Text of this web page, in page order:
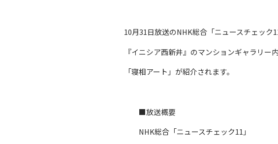
10月31日放送のNHK総合「ニュースチェック
『イニシア西新井』のマンションギャラリー
「寝相アート」が紹介されます。
■放送概要
NHK総合「ニュースチェック11」